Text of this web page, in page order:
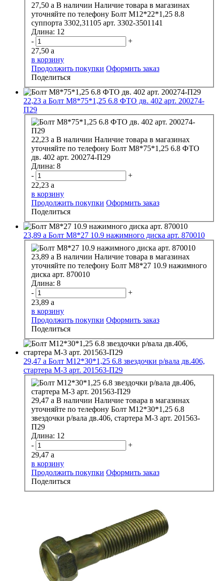
27,50 a В наличии Наличие товара в магазинах
уточняйте по телефону Болт М12*22*1,25 8.8
суппорта 3302,31105 арт. 3302-3501141
Длина: 12
-
+
27,50 a
в корзину
Продолжить покупки Оформить заказ
Поделиться
22,23 a Болт М8*75*1,25 6.8 ФТО дв. 402 арт. 200274-
П29
22,23 a В наличии Наличие товара в магазинах
уточняйте по телефону Болт М8*75*1,25 6.8 ФТО
дв. 402 арт. 200274-П29
Длина: 8
-
+
22,23 a
в корзину
Продолжить покупки Оформить заказ
Поделиться
23,89 a Болт М8*27 10.9 нажимного диска арт. 870010
23,89 a В наличии Наличие товара в магазинах
уточняйте по телефону Болт М8*27 10.9 нажимного
диска арт. 870010
Длина: 8
-
+
23,89 a
в корзину
Продолжить покупки Оформить заказ
Поделиться
29,47 a Болт М12*30*1,25 6.8 звездочки р/вала дв.406,
стартера М-3 арт. 201563-П29
29,47 a В наличии Наличие товара в магазинах
уточняйте по телефону Болт М12*30*1,25 6.8
звездочки р/вала дв.406, стартера М-3 арт. 201563-
П29
Длина: 12
-
+
29,47 a
в корзину
Продолжить покупки Оформить заказ
Поделиться